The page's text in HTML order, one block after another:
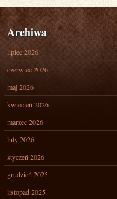
Archiwa
lipiec 2026
czerwiec 2026
maj 2026
kwiecień 2026
marzec 2026
luty 2026
styczeń 2026
grudzień 2025
listopad 2025